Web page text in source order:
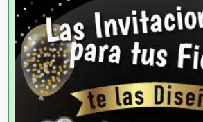
Agencias de Autos
Agencias de Cobranza